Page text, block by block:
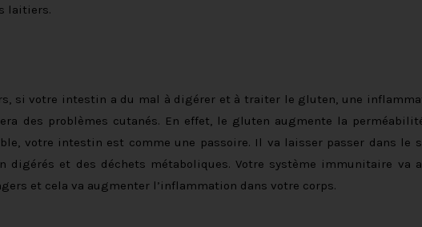
laitiers.
si votre intestin a du mal à digérer et à traiter le gluten, une
des problèmes cutanés. En effet, le gluten augmente la
votre intestin est comme une passoire. Il va laisser passer dans le
digérés et des déchets métaboliques. Votre système immunitaire va
et cela va augmenter l’inflammation dans votre corps.